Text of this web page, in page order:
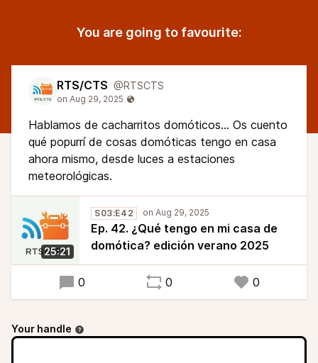
You are going to favourite:
RTS/CTS @RTSCTS
Hablamos de cacharritos domóticos... Os cuento
qué popurrí de cosas domóticas tengo en casa
ahora mismo, desde luces a estaciones
meteorológicas.
25:21
S03:E42
Ep. 42. ¿Qué tengo en mi casa de
domótica? edición verano 2025
0 0 0
Your handle